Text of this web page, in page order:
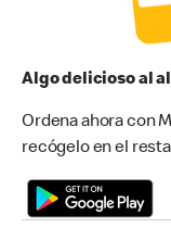
Algo delicioso al
Ordena ahora con
recógelo en el